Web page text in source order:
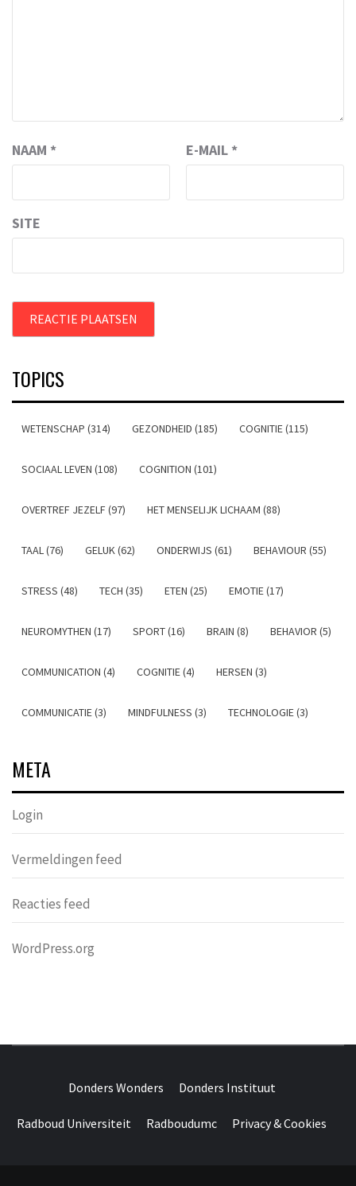
NAAM * E-MAIL *
SITE
TOPICS
WETENSCHAP (314) GEZONDHEID (185) COGNITIE (115)
SOCIAAL LEVEN (108) COGNITION (101)
OVERTREF JEZELF (97) HET MENSELIJK LICHAAM (88)
TAAL (76) GELUK (62) ONDERWIJS (61) BEHAVIOUR (55)
STRESS (48) TECH (35) ETEN (25) EMOTIE (17)
NEUROMYTHEN (17) SPORT (16) BRAIN (8) BEHAVIOR (5)
COMMUNICATION (4) COGNITIE (4) HERSEN (3)
COMMUNICATIE (3) MINDFULNESS (3) TECHNOLOGIE (3)
META
Login
Vermeldingen feed
Reacties feed
WordPress.org
WONDERS
Donders Wonders Donders Instituut
Radboud Universiteit Radboudumc Privacy & Cookies